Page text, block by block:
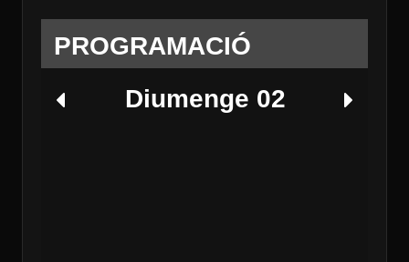
PROGRAMACIÓ
Diumenge 02